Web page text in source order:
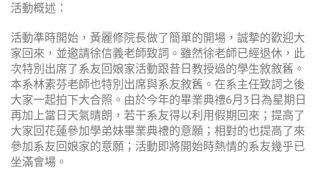
活動概述：
活動準時開始，黃麗修院長做了簡單的開場，誠摯的歡迎大
家回來，並邀請徐信義老師致詞。雖然徐老師已經退休，此
次特別出席了系友回娘家活動跟昔日教授過的學生敘敘舊。
本系林素芬老師也特別出席與系友敘舊。在系主任致詞之後
大家一起拍下大合照。由於今年的畢業典禮6月3日為星期日
再加上當日天氣晴朗，若干系友得以利用假期回來；提高了
大家回花蓮參加學弟妹畢業典禮的意願；相對的也提高了來
參加系友回娘家的意願；活動即將開始時熱情的系友幾乎已
坐滿會場。